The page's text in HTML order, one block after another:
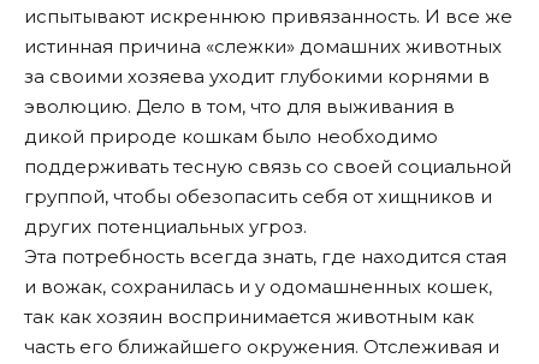
испытывают искреннюю привязанность. И все же
истинная причина «слежки» домашних животных
за своими хозяева уходит глубокими корнями в
эволюцию. Дело в том, что для выживания в
дикой природе кошкам было необходимо
поддерживать тесную связь со своей социальной
группой, чтобы обезопасить себя от хищников и
других потенциальных угроз.
Эта потребность всегда знать, где находится стая
и вожак, сохранилась и у одомашненных кошек,
так как хозяин воспринимается животным как
часть его ближайшего окружения. Отслеживая и